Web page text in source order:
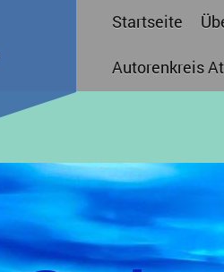
Startseite
Autorenkreis